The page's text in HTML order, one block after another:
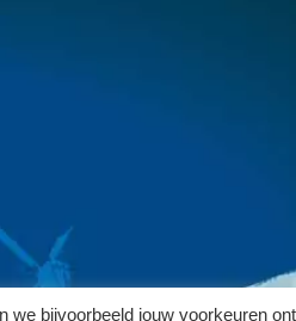
bijvoorbeeld jouw voorkeuren